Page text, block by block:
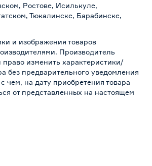
Ростове, Исилькуле,
Тюкалинске, Барабинске,
и изображения товаров
Производитель
право изменить характеристики/
без предварительного уведомления
чем, на дату приобретения товара
от представленных на настоящем